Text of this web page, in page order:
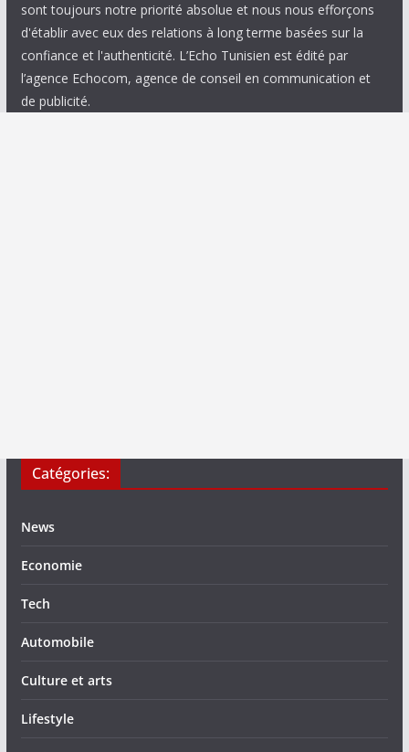
sont toujours notre priorité absolue et nous nous efforçons
d'établir avec eux des relations à long terme basées sur la
confiance et l'authenticité. L’Echo Tunisien est édité par
l’agence Echocom, agence de conseil en communication et
de publicité.
Catégories:
News
Economie
Tech
Automobile
Culture et arts
Lifestyle